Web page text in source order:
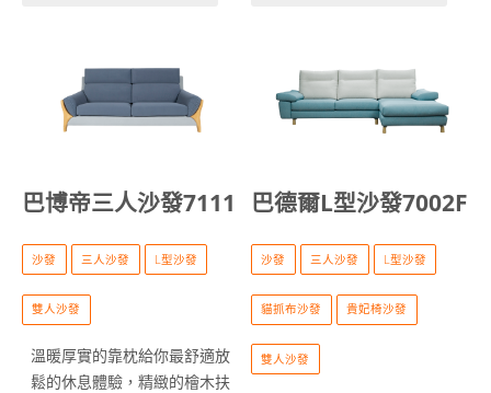
巴博帝三人沙發7111
沙發 三人沙發 L型沙發
雙人沙發
溫暖厚實的靠枕給你最舒適放
鬆的休息體驗，精緻的檜木扶
巴德爾L型沙發7002F
沙發 三人沙發 L型沙發
貓抓布沙發 貴妃椅沙發
雙人沙發